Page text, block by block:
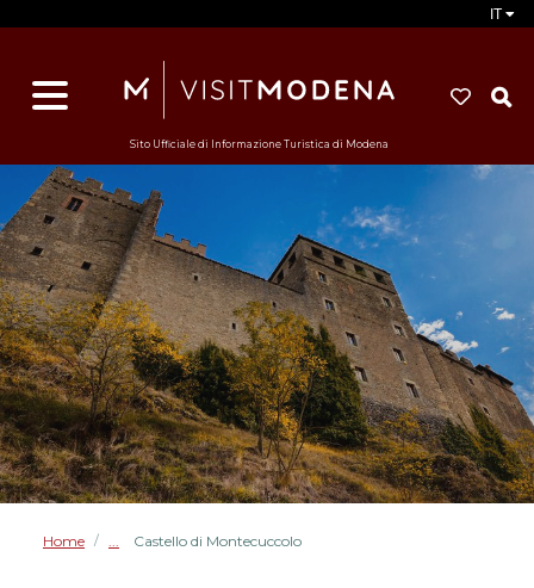
IT
Sito Ufficiale di Informazione Turistica di Modena
Home / Castello di Montecuccolo